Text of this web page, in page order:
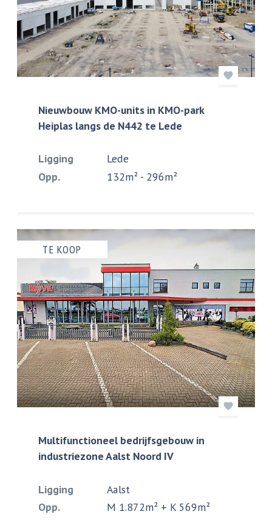
Nieuwbouw KMO-units in KMO-park
Heiplas langs de N442 te Lede
Ligging
Lede
Opp.
132m² - 296m²
TE KOOP
Multifunctioneel bedrijfsgebouw in
industriezone Aalst Noord IV
Ligging
Aalst
Opp.
M 1.872m² + K 569m²